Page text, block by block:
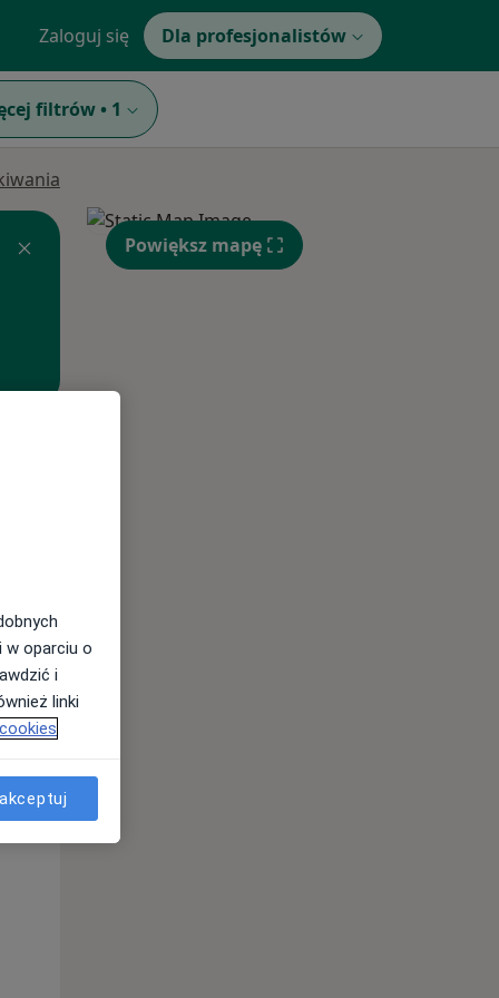
Zaloguj się Dla profesjonalistów
filtrów • 1
Wt,
11 Sie
Powiększ mapę
w oparciu o
i
linki